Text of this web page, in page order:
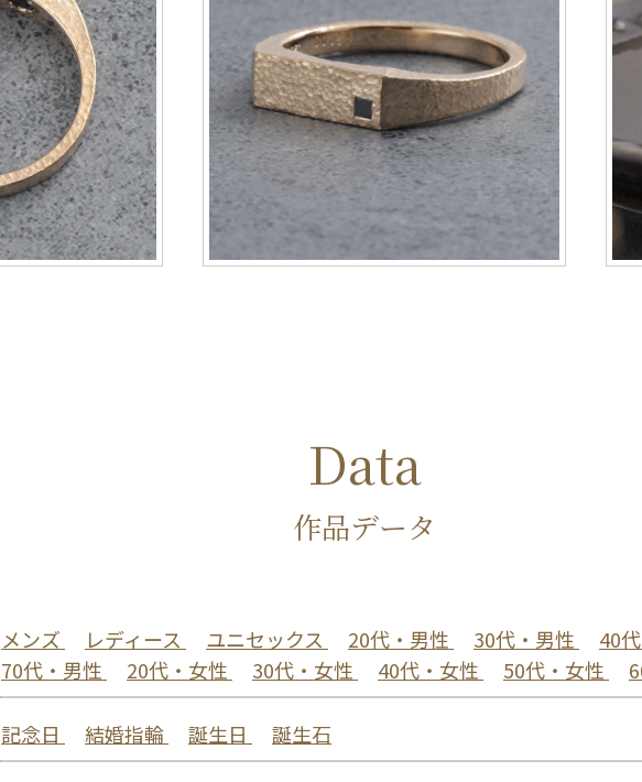
Data
作品データ
メンズ レディース ユニセックス 20代・男性 30代・男性 40
70代・男性
20代・女性 30代・女性 40代・女性 50代・女性
記念日 結婚指輪 誕生日 誕生石